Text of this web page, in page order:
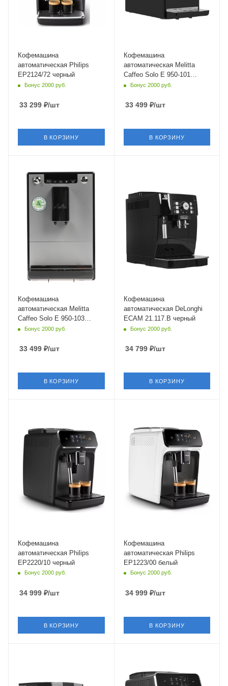
Глубина
Кофемашина
автоматическая Philips
EP2124/72 черный
Бонус 2000 руб.
33 299 ₽/шт
В КОРЗИНУ
Кофемашина
автоматическая Melitta
Caffeo Solo Е 950-101
черный
Бонус 2000 руб.
33 499₽/шт
В КОРЗИНУ
металл
Кофемашина
автоматическая Melitta
Caffeo Solo Е 950-103
серебристый
Бонус 2000 руб.
33 499 ₽/шт
В КОРЗИНУ
Питание
от сети
Длина сетевого шнура
Глубина
Кофемашина
автоматическая DeLonghi
ECAM 21.117.B черный
Бонус 2000 руб.
34 799₽/шт
В КОРЗИНУ
Питание
от сети
Мощность
Длина сетевого шнура
1 м
Глубина
Кофемашина
автоматическая Philips
EP2220/10 черный
Бонус 2000 руб.
34 999 ₽/шт
В КОРЗИНУ
Мощность
1500 Вт
Длина сетевого шнура
37.1 см
Кофемашина
автоматическая Philips
EP1223/00 белый
Бонус 2000 руб.
34 999₽/шт
В КОРЗИНУ
Питание